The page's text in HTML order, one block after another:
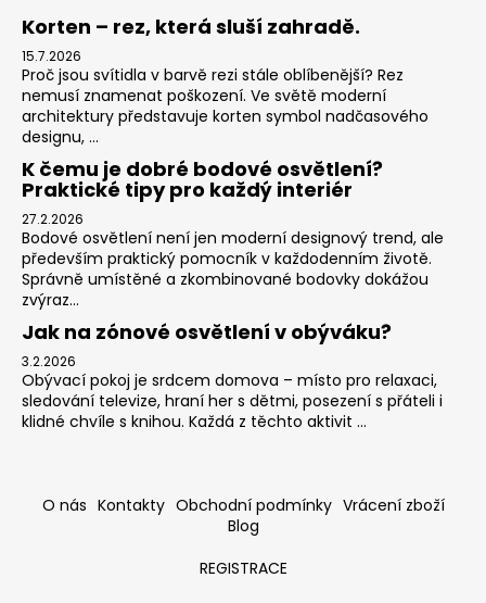
Korten – rez, která sluší zahradě.
15.7.2026
Proč jsou svítidla v barvě rezi stále oblíbenější? Rez
nemusí znamenat poškození. Ve světě moderní
architektury představuje korten symbol nadčasového
designu, ...
K čemu je dobré bodové osvětlení?
Praktické tipy pro každý interiér
27.2.2026
Bodové osvětlení není jen moderní designový trend, ale
především praktický pomocník v každodenním životě.
Správně umístěné a zkombinované bodovky dokážou
zvýraz...
Jak na zónové osvětlení v obýváku?
3.2.2026
Obývací pokoj je srdcem domova – místo pro relaxaci,
sledování televize, hraní her s dětmi, posezení s přáteli i
klidné chvíle s knihou. Každá z těchto aktivit ...
O nás Kontakty Obchodní podmínky Vrácení zboží
Blog
REGISTRACE